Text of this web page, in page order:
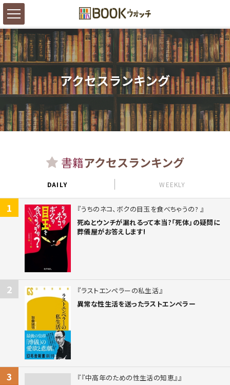
アクセスランキング
書籍アクセスランキング
DAILY WEEKLY
1
うちのネコ、ボクの目玉を食べちゃうの?
死ぬとウンチが漏れるって本当?「死体」の疑問に
葬儀屋がお答えします!
2
ラストエンペラーの私生活
異常な性生活を送ったラストエンペラー
3
『中高年のための性生活の知恵』